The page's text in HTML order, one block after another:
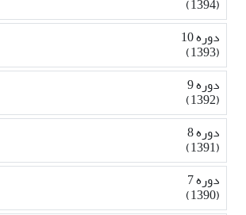
(1394)
دوره 10
(1393)
دوره 9
(1392)
دوره 8
(1391)
دوره 7
(1390)